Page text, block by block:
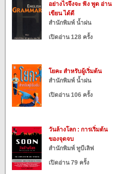
อย่างไรจึงจะ ฟัง พูด อ่าน
เขียน ได้ดี
สำนักพิมพ์ น้ำฝน
เปิดอ่าน 128 ครั้ง
โยคะ สำหรับผู้เริ่มต้น
สำนักพิมพ์ น้ำฝน
เปิดอ่าน 106 ครั้ง
วันล้างโลก : การเริ่มต้น
ของจุดจบ
สำนักพิมพ์ ทูบีเลิฟ
เปิดอ่าน 79 ครั้ง